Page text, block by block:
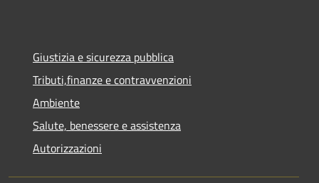
Giustizia e sicurezza pubblica
Tributi,finanze e contravvenzioni
Ambiente
Salute, benessere e assistenza
Autorizzazioni